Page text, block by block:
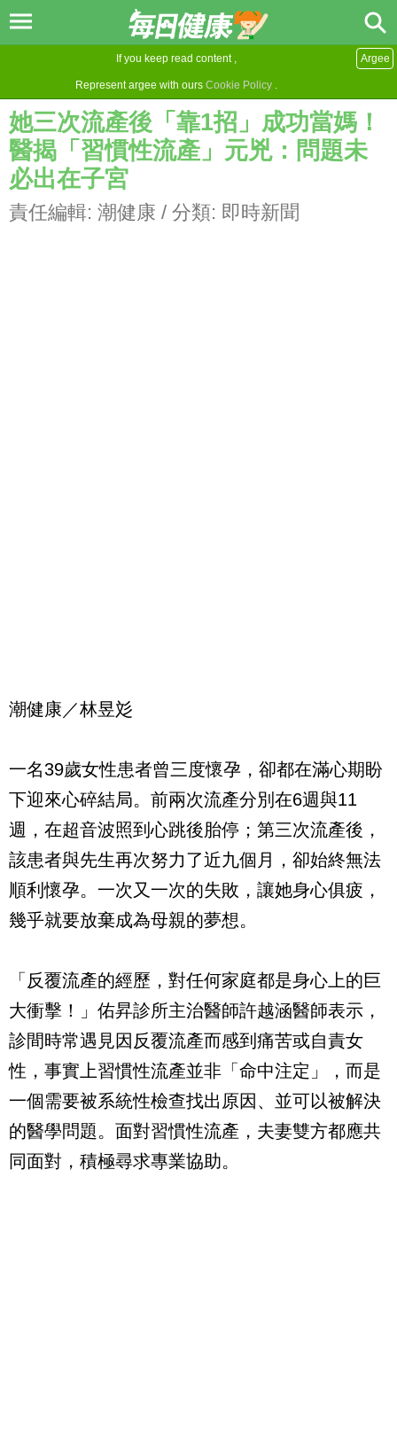
If you keep read content ,
Represent argee with ours Cookie Policy .
Argee
她三次流產後「靠1招」成功當媽！
醫揭「習慣性流產」元兇：問題未
必出在子宮
責任編輯: 潮健康 / 分類: 即時新聞
潮健康／林昱彣
一名39歲女性患者曾三度懷孕，卻都在滿心期盼
下迎來心碎結局。前兩次流產分別在6週與11
週，在超音波照到心跳後胎停；第三次流產後，
該患者與先生再次努力了近九個月，卻始終無法
順利懷孕。一次又一次的失敗，讓她身心俱疲，
幾乎就要放棄成為母親的夢想。
「反覆流產的經歷，對任何家庭都是身心上的巨
大衝擊！」佑昇診所主治醫師許越涵醫師表示，
診間時常遇見因反覆流產而感到痛苦或自責女
性，事實上習慣性流產並非「命中注定」，而是
一個需要被系統性檢查找出原因、並可以被解決
的醫學問題。面對習慣性流產，夫妻雙方都應共
同面對，積極尋求專業協助。